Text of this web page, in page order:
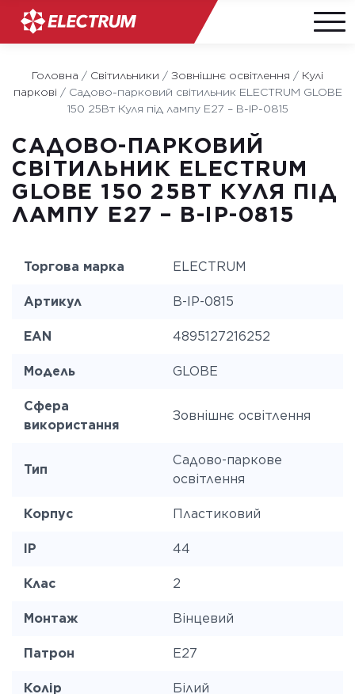
content
Головна / Світильники / Зовнішнє освітлення / Кулі
паркові / Садово-парковий світильник ELECTRUM GLOBE
150 25Вт Куля під лампу E27 – B-IP-0815
САДОВО-ПАРКОВИЙ
СВІТИЛЬНИК ELECTRUM
GLOBE 150 25ВТ КУЛЯ ПІД
ЛАМПУ E27 – B-IP-0815
Торгова марка ELECTRUM
Артикул B-IP-0815
EAN 4895127216252
Модель GLOBE
Сфера
використання
Зовнішнє освітлення
Тип
Садово-паркове
освітлення
Корпус Пластиковий
IP 44
Клас 2
Монтаж Вінцевий
Патрон E27
Колір Білий